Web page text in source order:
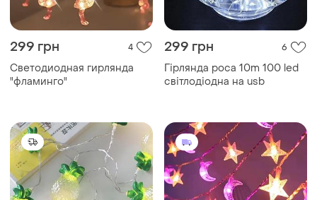
299 грн 4
Светодиодная гирлянда
"фламинго"
299 грн 6
Гірлянда роса 10m 100 led
світлодіодна на usb